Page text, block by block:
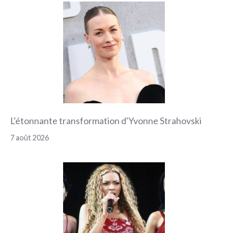
L'étonnante transformation d'Yvonne Strahovski
7 août 2026